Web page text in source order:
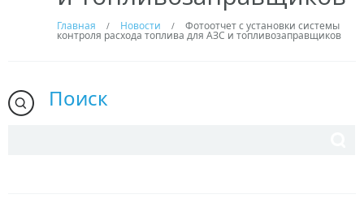
Главная / Новости / Фотоотчет с установки системы
контроля расхода топлива для АЗС и топливозаправщиков
Поиск